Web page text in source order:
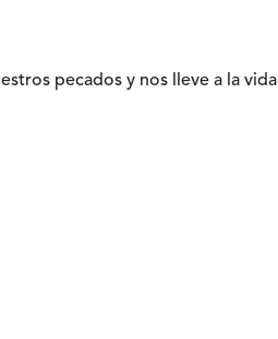
pecados y nos lleve a la vida